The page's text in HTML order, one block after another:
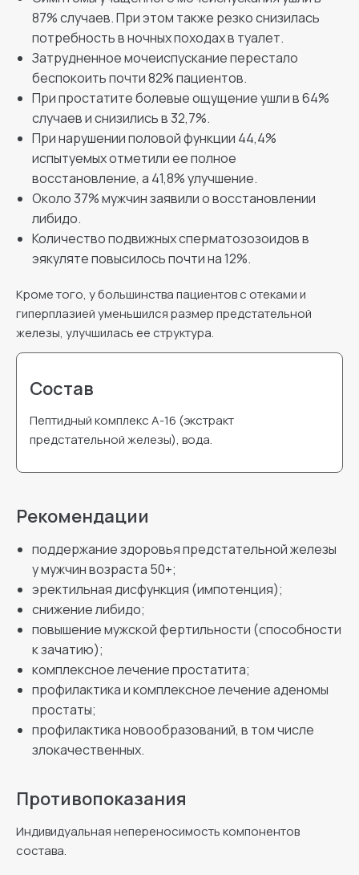
87% случаев. При этом также резко снизилась
потребность в ночных походах в туалет.
Затрудненное мочеиспускание перестало
беспокоить почти 82% пациентов.
При простатите болевые ощущение ушли в 64%
случаев и снизились в 32,7%.
При нарушении половой функции 44,4%
испытуемых отметили ее полное
восстановление, а 41,8% улучшение.
Около 37% мужчин заявили о восстановлении
либидо.
Количество подвижных сперматозозоидов в
эякуляте повысилось почти на 12%.
Кроме того, у большинства пациентов с отеками и
гиперплазией уменьшился размер предстательной
железы, улучшилась ее структура.
Состав
Пептидный комплекс А-16 (экстракт
предстательной железы), вода.
Рекомендации
поддержание здоровья предстательной железы
у мужчин возраста 50+;
эректильная дисфункция (импотенция);
снижение либидо;
повышение мужской фертильности (способности
к зачатию);
комплексное лечение простатита;
профилактика и комплексное лечение аденомы
простаты;
профилактика новообразований, в том числе
злокачественных.
Противопоказания
Индивидуальная непереносимость компонентов
состава.